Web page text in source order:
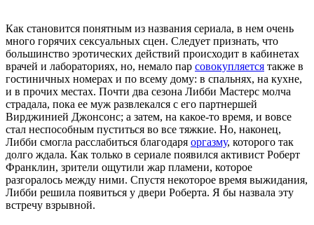
Как становится понятным из названия сериала, в нем очень
много горячих сексуальных сцен. Следует признать, что
большинство эротических действий происходит в кабинетах
врачей и лабораториях, но, немало пар совокупляется также в
гостиничных номерах и по всему дому: в спальнях, на кухне,
и в прочих местах. Почти два сезона Либби Мастерс молча
страдала, пока ее муж развлекался с его партнершей
Вирджинией Джонсонс; а затем, на какое-то время, и вовсе
стал неспособным пуститься во все тяжкие. Но, наконец,
Либби смогла расслабиться благодаря оргазму, которого так
долго ждала. Как только в сериале появился активист Роберт
Франклин, зрители ощутили жар пламени, которое
разгоралось между ними. Спустя некоторое время выжидания,
Либби решила появиться у двери Роберта. Я бы назвала эту
встречу взрывной.